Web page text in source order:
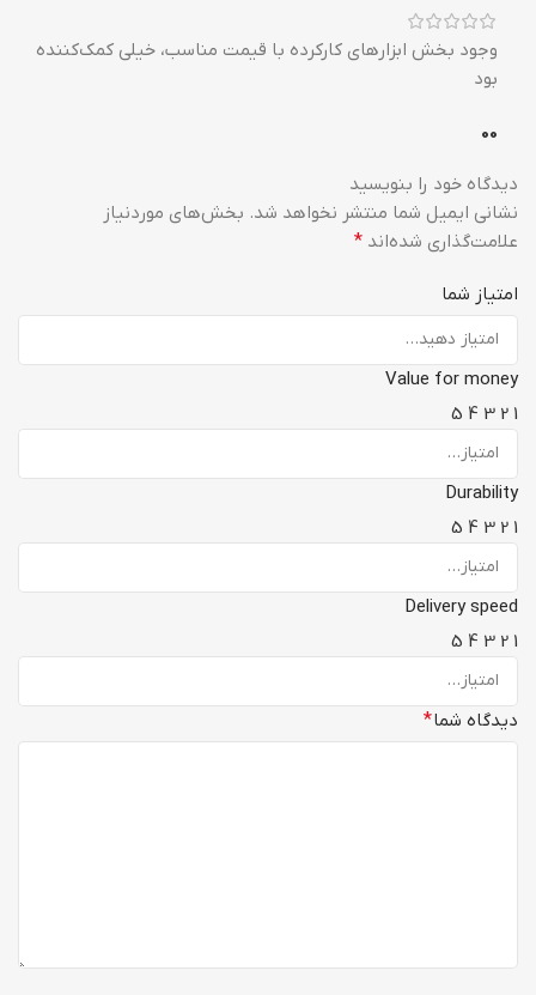
وجود بخش ابزارهای کارکرده با قیمت مناسب، خیلی کمک‌کننده
بود
0
0
دیدگاه خود را بنویسید
نشانی ایمیل شما منتشر نخواهد شد. بخش‌های موردنیاز
علامت‌گذاری شده‌اند *
امتیاز شما
Value for money
1
2
3
4
5
Durability
1
2
3
4
5
Delivery speed
1
2
3
4
5
دیدگاه شما*